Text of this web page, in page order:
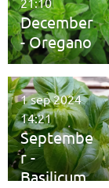
December
- Oregano
Septembe
r -
Basilicum
1 sep 2024
14:21